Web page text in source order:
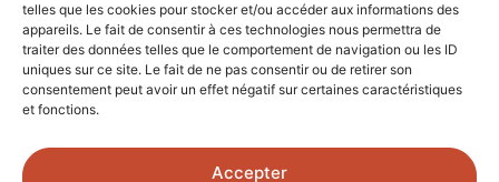
telles que les cookies pour stocker et/ou accéder aux informations des
appareils. Le fait de consentir à ces technologies nous permettra de
traiter des données telles que le comportement de navigation ou les ID
uniques sur ce site. Le fait de ne pas consentir ou de retirer son
consentement peut avoir un effet négatif sur certaines caractéristiques
et fonctions.
Accepter
Mentions légales
Politique de confidentialité
Contactez-nous
Confidentialité reCAPTCHA
Conditions reCAPTCHA